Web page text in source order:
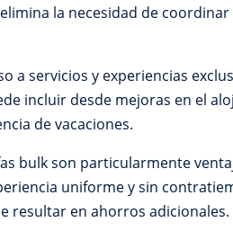
la necesidad de
a servicios y experiencias
incluir desde mejoras en el
de vacaciones.
bulk son particularmente
uniforme y sin
resultar en ahorros adicionales.